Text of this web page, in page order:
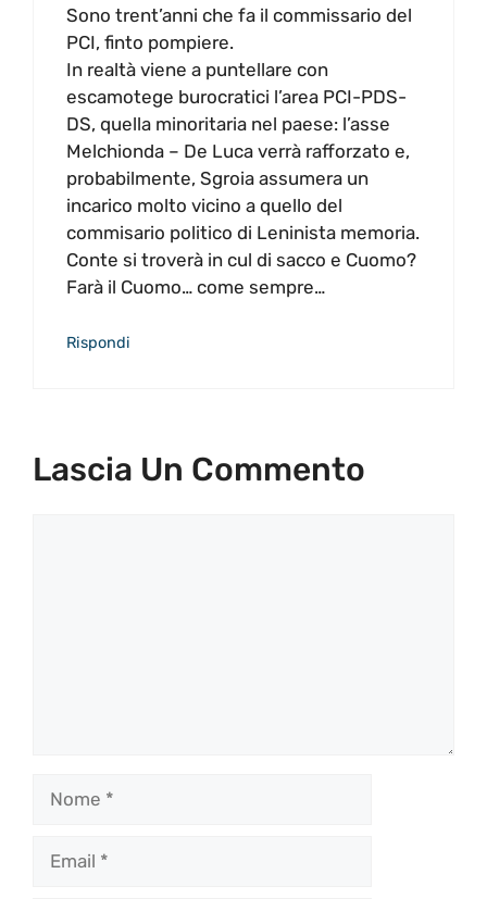
Sono trent’anni che fa il commissario del
PCI, finto pompiere.
In realtà viene a puntellare con
escamotege burocratici l’area PCI-PDS-
DS, quella minoritaria nel paese: l’asse
Melchionda – De Luca verrà rafforzato e,
probabilmente, Sgroia assumera un
incarico molto vicino a quello del
commisario politico di Leninista memoria.
Conte si troverà in cul di sacco e Cuomo?
Farà il Cuomo… come sempre…
Rispondi
Lascia Un Commento